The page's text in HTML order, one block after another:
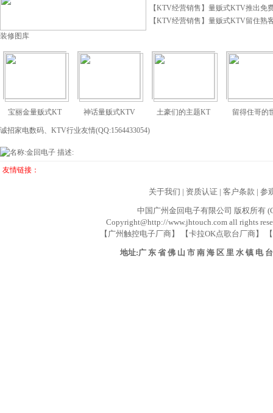
【KTV经营销售 】 量贩式KTV推出免
【KTV经营销售 】 量贩式KTV留住熟
装修图库
宝丽金量贩式KT 神话量贩式KTV 土豪们的主题KT 留得住哥的
诚招家电数码、KTV行业友情(QQ:1564433054)
友情链接：
关于我们 | 资质认证 | 客户条款 | 参
中国广州金回电子有限公司 版权所有
Copyright@http://www.jhtouch.com all rights
【广州触控电子厂商】 【卡拉OK点歌台厂商】
地址:广 东 省 佛 山 市 南 海 区 里 水 镇 电